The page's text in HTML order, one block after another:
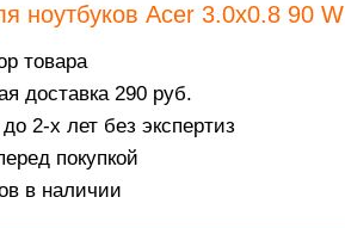
ноутбуков Acer 3.0x0.8 90 W
товара
доставка 290 руб.
2-х лет без экспертиз
покупкой
в наличии